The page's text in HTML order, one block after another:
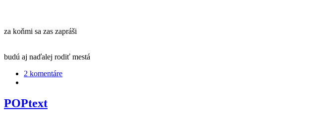
za koňmi sa zas zapráši
budú aj naďalej rodiť mestá
2 komentáre
POPtext